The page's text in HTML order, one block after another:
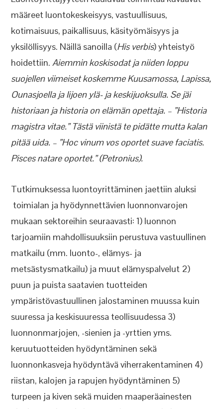
määreet luontokeskeisyys, vastuullisuus,
kotimaisuus, paikallisuus, käsityömäisyys ja
yksilöllisyys. Näillä sanoilla (His verbis) yhteistyö
hoidettiin.Aiemmin koskisodat ja niiden loppu
suojellen viimeiset koskemme Kuusamossa, Lapissa,
Ounasjoella ja Iijoen ylä- ja keskijuoksulla. Se jäi
historiaan ja historia on elämän opettaja. – ”Historia
magistra vitae.” Tästä viinistä te pidätte mutta kalan
pitää uida. – ”Hoc vinum vos oportet suave faciatis.
Pisces natare oportet.” (Petronius).
Tutkimuksessa luontoyrittäminen jaettiin aluksi
toimialan ja hyödynnettävien luonnonvarojen
mukaan sektoreihin seuraavasti: 1) luonnon
tarjoamiin mahdollisuuksiin perustuva vastuullinen
matkailu (mm. luonto-, elämys- ja
metsästysmatkailu) ja muut elämyspalvelut 2)
puun ja puista saatavien tuotteiden
ympäristövastuullinen jalostaminen muussa kuin
suuressa ja keskisuuressa teollisuudessa 3)
luonnonmarjojen, -sienien ja -yrttien yms.
keruutuotteiden hyödyntäminen sekä
luonnonkasveja hyödyntävä viherrakentaminen 4)
riistan, kalojen ja rapujen hyödyntäminen 5)
turpeen ja kiven sekä muiden maaperäainesten